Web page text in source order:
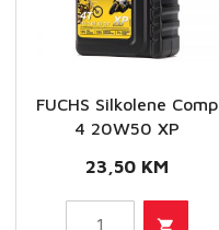
FUCHS Silkolene Comp
4 20W50 XP
23,50 KM
FUCHS